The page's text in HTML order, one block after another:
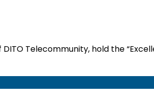
DITO Telecommunity, hold the